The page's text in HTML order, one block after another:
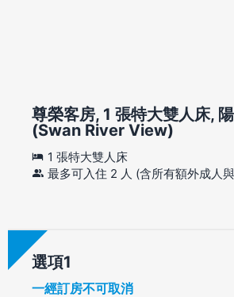
尊榮客房, 1 張特大雙人床,
(Swan River View)
1 張特大雙人床
最多可入住 2 人 (含所有額外成人
選項
一經訂房不可取消